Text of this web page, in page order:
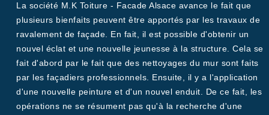
La société M.K Toiture - Facade Alsace avance le fait que
plusieurs bienfaits peuvent être apportés par les travaux de
ravalement de façade. En fait, il est possible d'obtenir un
nouvel éclat et une nouvelle jeunesse à la structure. Cela se
fait d'abord par le fait que des nettoyages du mur sont faits
par les façadiers professionnels. Ensuite, il y a l'application
d'une nouvelle peinture et d'un nouvel enduit. De ce fait, les
opérations ne se résument pas qu'à la recherche d'une